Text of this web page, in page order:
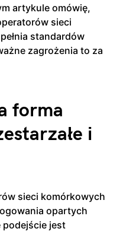
artykule omówię,
sieci
standardów
zagrożenia to za
forma
i
sieci komórkowych
opartych
podejście jest